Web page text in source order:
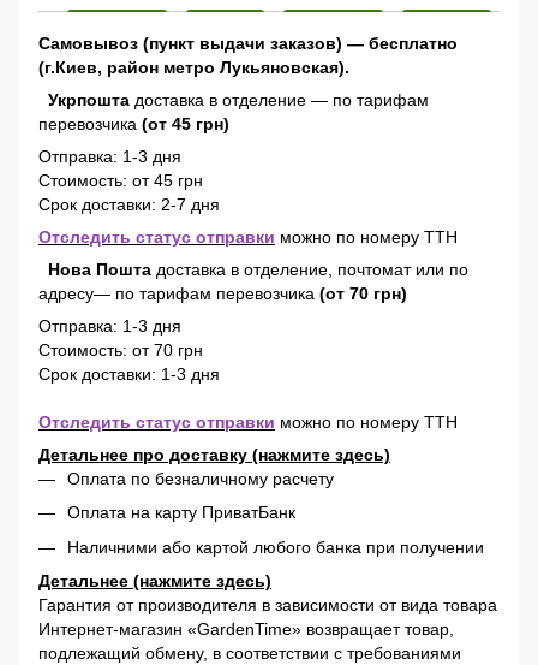
Самовывоз (пункт выдачи заказов) — бесплатно
(г.Киев, район метро Лукьяновская).
Укрпошта доставка в отделение — по тарифам
перевозчика (от 45 грн)
Отправка: 1-3 дня
Стоимость: от 45 грн
Срок доставки: 2-7 дня
Отследить статус отправки можно по номеру ТТН
Нова Пошта доставка в отделение, почтомат или по
адресу— по тарифам перевозчика (от 70 грн)
Отправка: 1-3 дня
Стоимость: от 70 грн
Срок доставки: 1-3 дня
Отследить статус отправки можно по номеру ТТН
Детальнее про доставку (нажмите здесь)
Оплата по безналичному расчету
Оплата на карту ПриватБанк
Наличними або картой любого банка при получении
Детальнее (нажмите здесь)
Гарантия от производителя в зависимости от вида товара
Интернет-магазин «GardenTime» возвращает товар,
подлежащий обмену, в соответствии с требованиями